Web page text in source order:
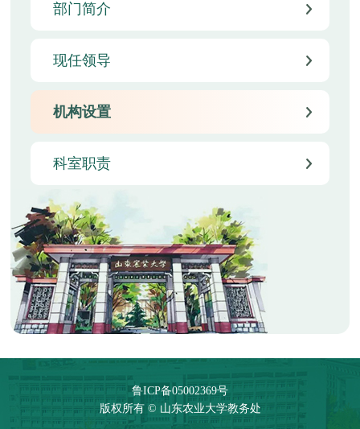
部门简介
现任领导
机构设置
科室职责
鲁ICP备05002369号
版权所有 © 山东农业大学教务处